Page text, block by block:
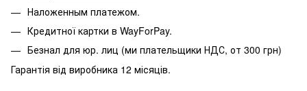
Наложенным платежом.
Кредитної картки в WayForPay.
Безнал для юр. лиц (ми плательщики НДС, от 300 грн)
Гарантія від виробника 12 місяців.